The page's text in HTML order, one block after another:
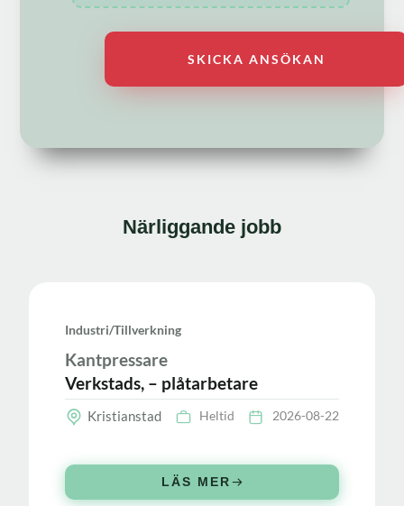
Närliggande jobb
Industri/tillverkning
Kantpressare
Verkstads, – plåtarbetare
Kristianstad Heltid 2026-08-22
LÄS MER